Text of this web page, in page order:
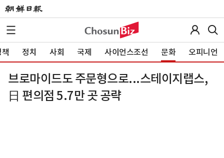
정치 사회 국제 사이언스조선 문화 오피니언
브로마이드도 주문형으로...스테이지랩스,
日 편의점 5.7만 곳 공략